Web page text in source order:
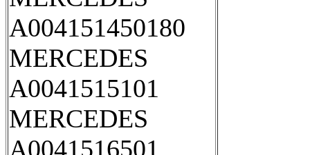
A004151450180
MERCEDES
A0041515101
MERCEDES
A0041516501